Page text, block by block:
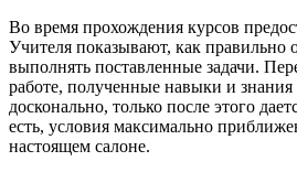
Во время прохождения курсов
Учителя показывают, как правильно
выполнять поставленные задачи.
работе, полученные навыки и знания
досконально, только после этого
есть, условия максимально
настоящем салоне.